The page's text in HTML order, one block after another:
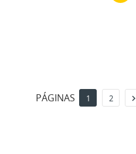
PÁGINAS 1 2 